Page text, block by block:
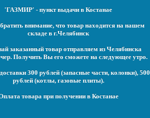
'ГАЗМИР' - пункт выдачи в Костанае
внимание, что товар находится на нашем
складе в г.Челябинск
заказанный товар отправляем из Челябинска
Получить Вы его сможете на следующее утро.
300 рублей (запасные части, колонки), 500
рублей (котлы, газовые плиты).
товара при получении в Костанае